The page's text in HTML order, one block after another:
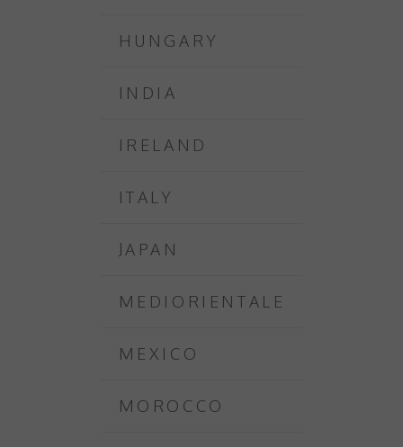
HUNGARY
INDIA
IRELAND
ITALY
JAPAN
MEDIORIENTALE
MEXICO
MOROCCO